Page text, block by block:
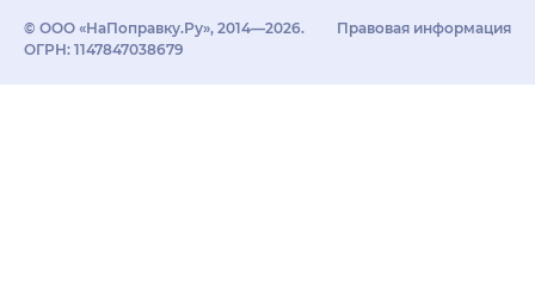
© ООО «НаПоправку.Ру», 2014—2026.
ОГРН: 1147847038679
Правовая информация